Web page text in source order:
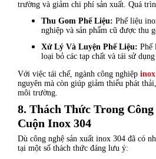
trường và giảm chi phí sản xuất. Quá
Thu Gom Phế Liệu: Phế liệu
nghiệp và sản phẩm cũ được thu
Xử Lý Và Luyện Phế Liệu: Phế
loại bỏ các tạp chất và tái sử
Với việc tái chế, ngành công nghiệp inox
nguyên mà còn giúp giảm thiểu phát
môi trường.
8. Thách Thức Trong
Cuộn Inox 304
Dù công nghệ sản xuất inox 304 đã có
tại một số thách thức đáng lưu ý: